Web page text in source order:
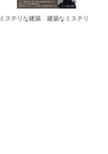
ミステリな建築 建築なミステリ